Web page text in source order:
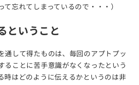
忘れてしまっているので・・・）
ということ
通して得たものは、毎回のアプトプッ
ることに苦手意識がなくなったという
時はどのように伝えるかというのは非